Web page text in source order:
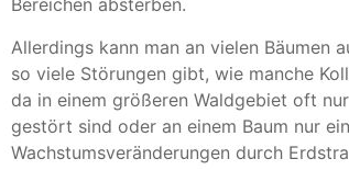
Bereichen absterben.
Allerdings kann man an vielen Bäumen
so viele Störungen gibt, wie manche
da in einem größeren Waldgebiet oft
gestört sind oder an einem Baum nur
Wachstumsveränderungen durch